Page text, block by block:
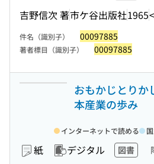
吉野信次 著市ケ谷出版社1965
件名（識別子） 00097885
著者標目（識別子） 00097885
おもかじとりか
本産業の歩み
紙 デジタル 図書
インターネットで読める